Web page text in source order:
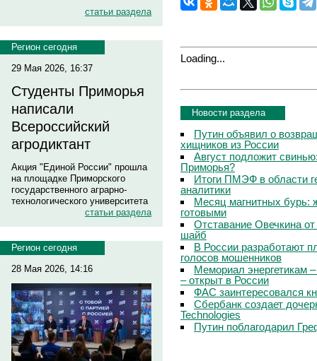
статьи раздела
Регион сегодня
29 Мая 2026, 16:37
Студенты Приморья
написали
Всероссийский
агродиктант
Акция "Единой России" прошла
на площадке Приморского
государственного аграрно-
технологического университета
статьи раздела
Регион сегодня
28 Мая 2026, 14:16
Loading...
Новости раздела
Путин объявил о
хищников из России
Август подложит
Приморья?
Итоги ПМЭФ в области
аналитики
Месяц магнитных бурь:
готовыми
Отставание Овечкина
шайб
В России разработают
голосов мошенников
Мемориал энергетикам
– открыт в России
ФАС заинтересовался
Сбербанк создает
Technologies
Путин поблагодарил